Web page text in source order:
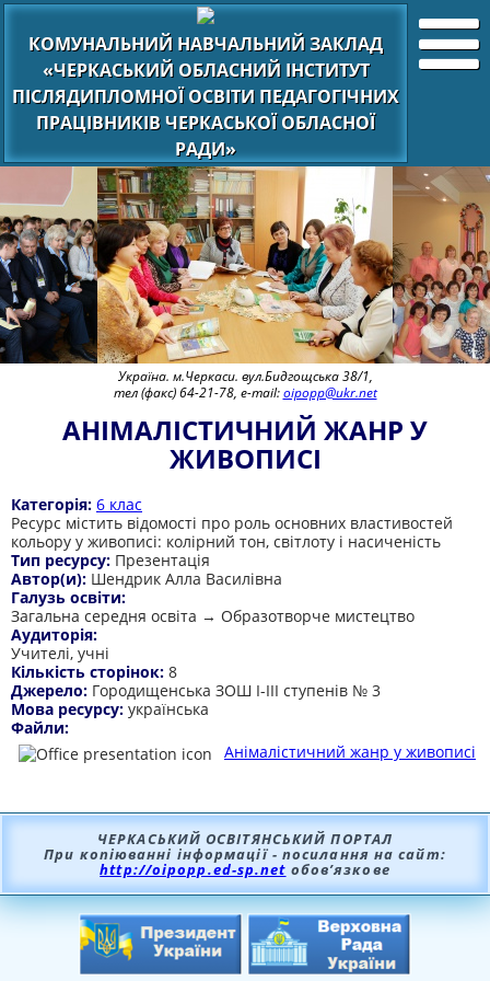
КОМУНАЛЬНИЙ НАВЧАЛЬНИЙ ЗАКЛАД
«ЧЕРКАСЬКИЙ ОБЛАСНИЙ ІНСТИТУТ
ПІСЛЯДИПЛОМНОЇ ОСВІТИ ПЕДАГОГІЧНИХ
ПРАЦІВНИКІВ ЧЕРКАСЬКОЇ ОБЛАСНОЇ
РАДИ»
Україна. м.Черкаси. вул.Бидгощська 38/1,
тел (факс) 64-21-78, e-mail:oipopp@ukr.net
АНІМАЛІСТИЧНИЙ ЖАНР У
ЖИВОПИСІ
Категорія: 6 клас
Ресурс містить відомості про роль основних властивостей
кольору у живописі: колірний тон, світлоту і насиченість
Тип ресурсу: Презентація
Автор(и): Шендрик Алла Василівна
Галузь освіти:
Загальна середня освіта → Образотворче мистецтво
Аудиторія:
Учителі, учні
Кількість сторінок: 8
Джерело: Городищенська ЗОШ І-ІІІ ступенів № 3
Мова ресурсу: українська
Файли:
Анімалістичний жанр у живописі
ЧЕРКАСЬКИЙ ОСВІТЯНСЬКИЙ ПОРТАЛ
При копіюванні інформації - посилання на сайт:
http://oipopp.ed-sp.net обов’язкове